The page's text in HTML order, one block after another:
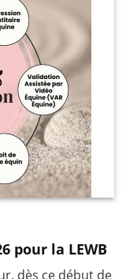
pour la LEWB
dès ce début de